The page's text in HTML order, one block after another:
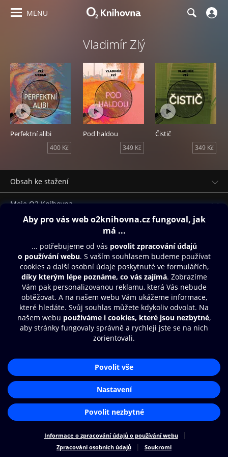
MENU
Vladimír Zlý
Perfektní alibi
400 Kč
Pod haldou
349 Kč
Čistič
349 Kč
Obsah ke stažení
Moje O2 Knihovna
Další zábava
© O2 Czech Republic a.s.
Nákupní řád
Přístupnost
Zásady zpracování osobních údajů
Cookies
Aplikace O2 Knihovna
Čti a poslouchej své e-knihy a
audioknihy rychleji a pohodlněji.